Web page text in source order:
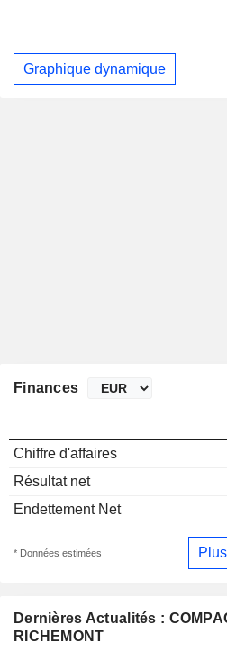
Graphique dynamique
Dernières Actualités :
RICHEMONT
Finances
Chiffre d'affaires
Résultat net
Endettement Net
* Données estimées